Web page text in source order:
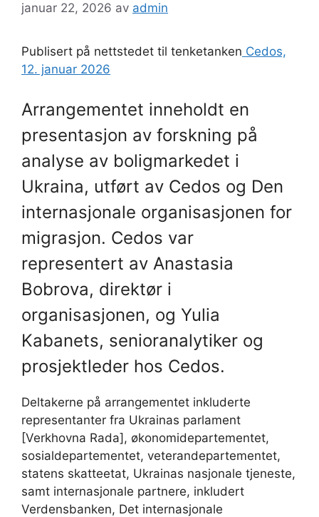
januar 22, 2026 av admin
Publisert på nettstedet til tenketanken Cedos,
12. januar 2026
Arrangementet inneholdt en
presentasjon av forskning på
analyse av boligmarkedet i
Ukraina, utført av Cedos og Den
internasjonale organisasjonen for
migrasjon. Cedos var
representert av Anastasia
Bobrova, direktør i
organisasjonen, og Yulia
Kabanets, senioranalytiker og
prosjektleder hos Cedos.
Deltakerne på arrangementet inkluderte
representanter fra Ukrainas parlament
[Verkhovna Rada], økonomidepartementet,
sosialdepartementet, veterandepartementet,
statens skatteetat, Ukrainas nasjonale tjeneste,
samt internasjonale partnere, inkludert
Verdensbanken, Det internasjonale